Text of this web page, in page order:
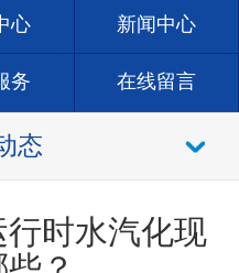
心 新闻中心
务 在线留言
态
时水汽化现